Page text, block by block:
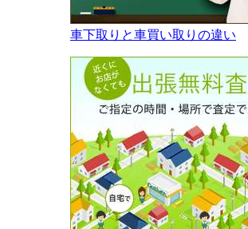
車下取りと車買い取りの違い